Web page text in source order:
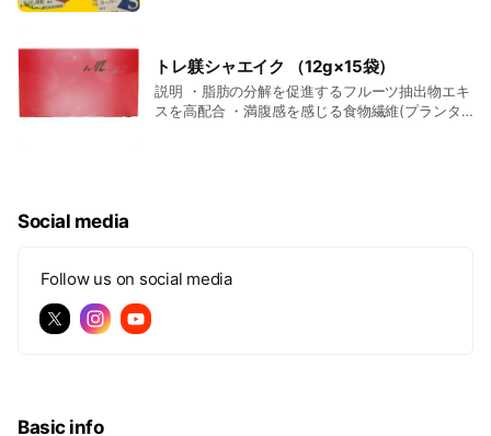
トレ躾シャエイク （12g×15袋）
説明 ・脂肪の分解を促進するフルーツ抽出物エキ
スを高配合 ・満腹感を感じる食物繊維(プランタ
を含む) 特徴成分として １袋中、 フルーツ抽出エ
キス９００mg 乳酸菌３７５mg 対象 体脂肪が気
Social media
Follow us on social media
Basic info